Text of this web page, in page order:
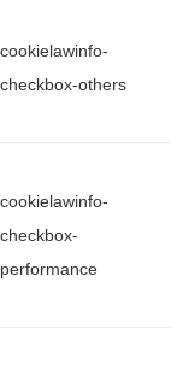
cookielawinfo-
checkbox-others
cookielawinfo-
checkbox-
performance